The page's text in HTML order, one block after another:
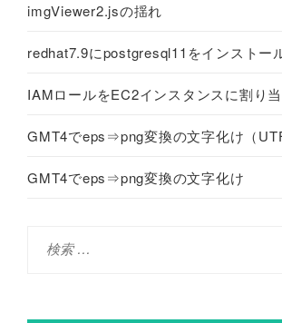
imgViewer2.jsの揺れ
redhat7.9にpostgresql11をインストー
IAMロールをEC2インスタンスに割り
GMT4でeps⇒png変換の文字化け（
GMT4でeps⇒png変換の文字化け